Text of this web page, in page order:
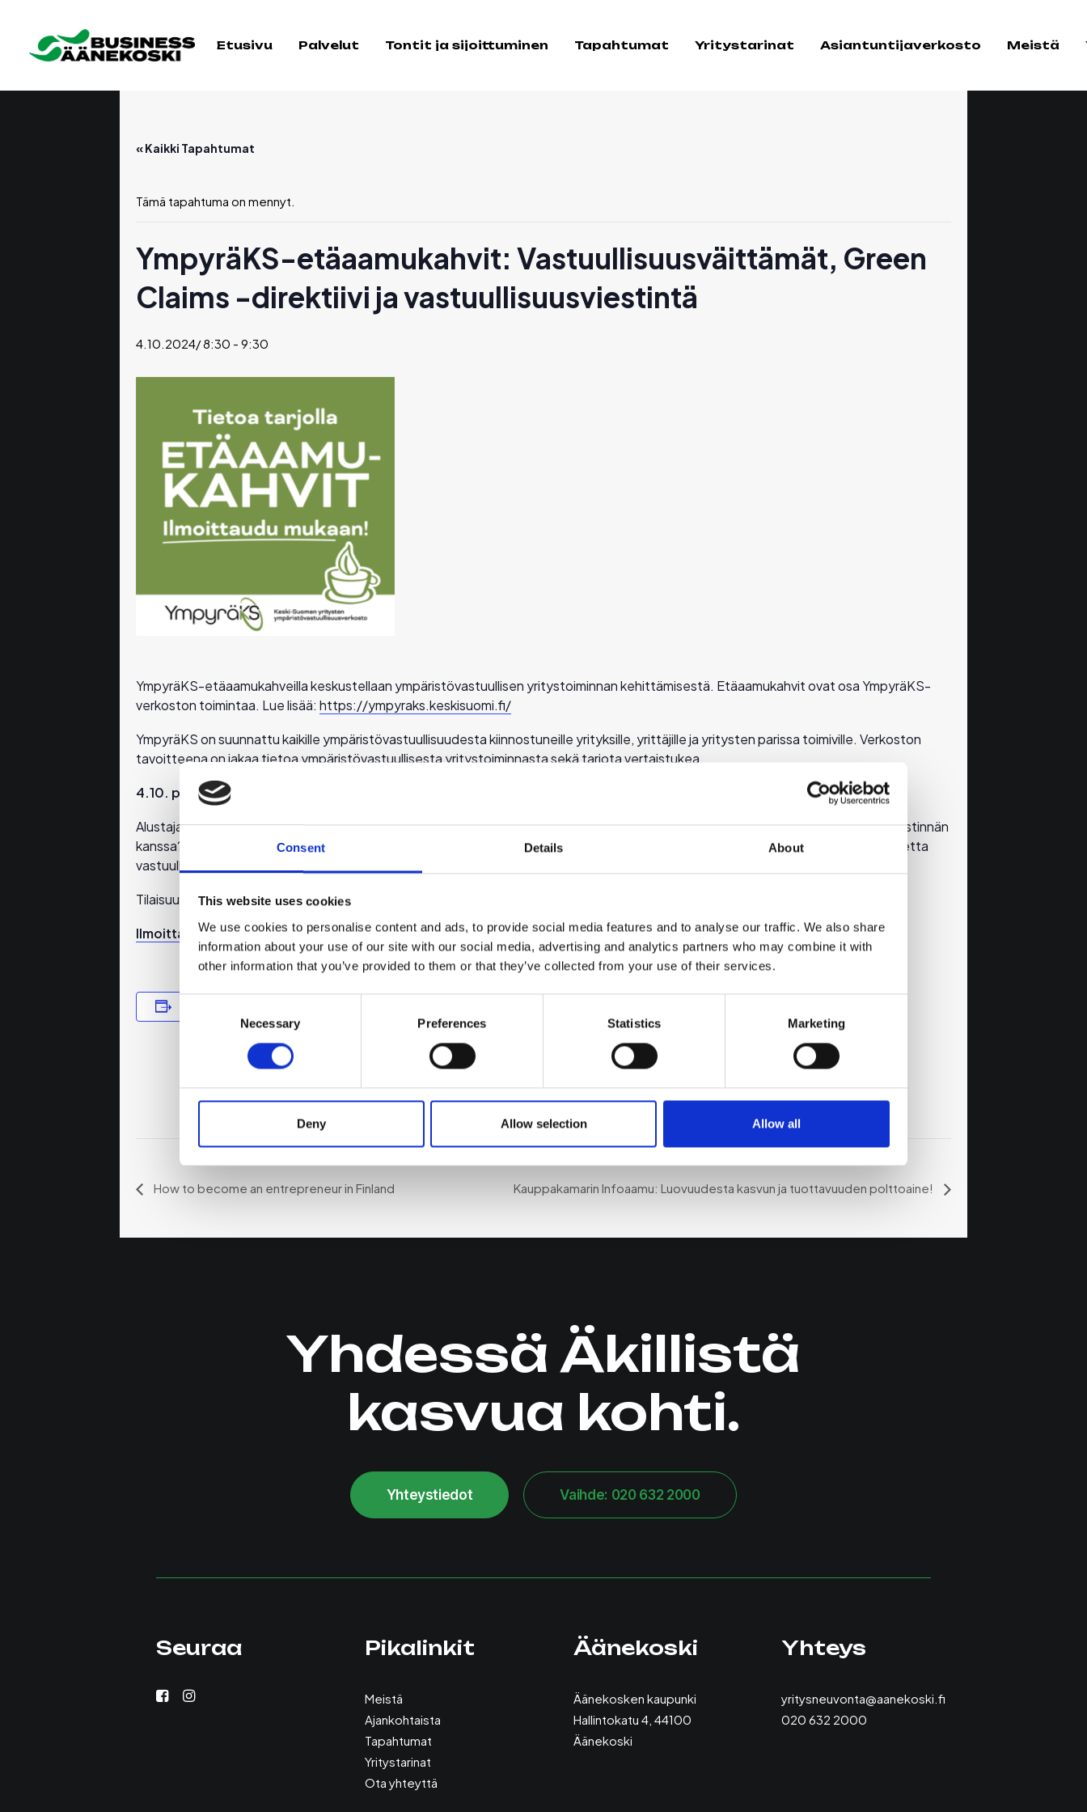
Consent Details About
This website uses cookies
We use cookies to personalise content and ads, to provide social media features and to analyse our traffic. We also share
information about your use of our site with our social media, advertising and analytics partners who may combine it with
other information that you’ve provided to them or that they’ve collected from your use of their services.
Selection
Necessary Preferences Statistics Marketing
Deny Allow selection Allow all
Etusivu Palvelut Tontit ja sijoittuminen Tapahtumat Yritystarinat Asiantuntijaverkosto Meistä
« Kaikki Tapahtumat
Tämä tapahtuma on mennyt.
YmpyräKS-etäaamukahvit: Vastuullisuusväittämät, Green
Claims -direktiivi ja vastuullisuusviestintä
4.10.2024/ 8:30 - 9:30
YmpyräKS-etäaamukahveilla keskustellaan ympäristövastuullisen yritystoiminnan kehittämisestä. Etäaamukahvit ovat osa YmpyräKS-
verkoston toimintaa. Lue lisää: https://ympyraks.keskisuomi.fi/
YmpyräKS on suunnattu kaikille ympäristövastuullisuudesta kiinnostuneille yrityksille, yrittäjille ja yritysten parissa toimiville. Verkoston
tavoitteena on jakaa tietoa ympäristövastuullisesta yritystoiminnasta sekä tarjota vertaistukea.
4.10. pe klo 8.30-9.30
Puhutaan vastuullisuusväittämistä, Green Claims -direktiivistä ja vastuullisuusviestinnästä.
Alustajana aiheesta puhuu Mastos Oy:n Outi Ihanainen-Rokio otsikolla: “Missä mennään vastuullisuusväittämien, -direktiivin ja – viestinnän
kanssa?” ja Sana tai pari Oy:n Marjo Rönnkvist puhuu aiheesta otsikolla: “ Tolkullista vastuullisuusviestintää.Kansantajuista puhetta
vastuullisuudesta ja sen viestinnästä.”
Tilaisuus on Teamsissä ja ilmoittautuneille lähetetään linkki, Tervetuloa mukaan!
Ilmoittaudu webinaariin!
TIEDOT
Aika:
How to become an entrepreneur in Finland Kauppakamarin Infoaamu: Luovuudesta kasvun ja tuottavuuden polttoaine!
Yhdessä Äkillistä
kasvua kohti.
Yhteystiedot Vaihde: 020 632 2000
Seuraa Pikalinkit
Meistä
Ajankohtaista
Tapahtumat
Yritystarinat
Ota yhteyttä
Äänekoski
Äänekosken kaupunki
Hallintokatu 4, 44100
Äänekoski
Yhteys
yritysneuvonta@aanekoski.fi
020 632 2000